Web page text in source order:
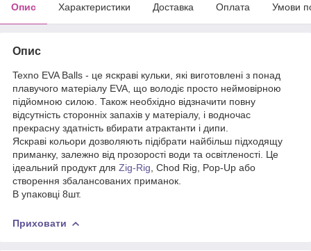
Опис Характеристики Доставка Оплата Умови
Опис
Texno EVA Balls - це яскраві кульки, які виготовлені з понад
плавучого матеріалу EVA, що володіє просто неймовірною
підйомною силою. Також необхідно відзначити повну
відсутність сторонніх запахів у матеріалу, і водночас
прекрасну здатність вбирати атрактанти і дипи.
Яскраві кольори дозволяють підібрати найбільш підходящу
приманку, залежно від прозорості води та освітленості. Це
ідеальний продукт для Zig-Rig , Chod Rig, Pop-Up або
створення збалансованих приманок.
В упаковці 8шт.
Приховати